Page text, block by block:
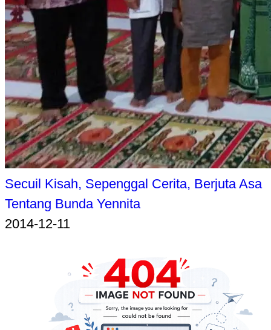
Secuil Kisah, Sepenggal Cerita, Berjuta Asa
Tentang Bunda Yennita
2014-12-11